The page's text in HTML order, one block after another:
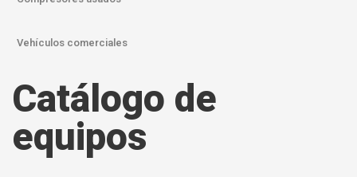
Vehículos comerciales
Catálogo de
equipos